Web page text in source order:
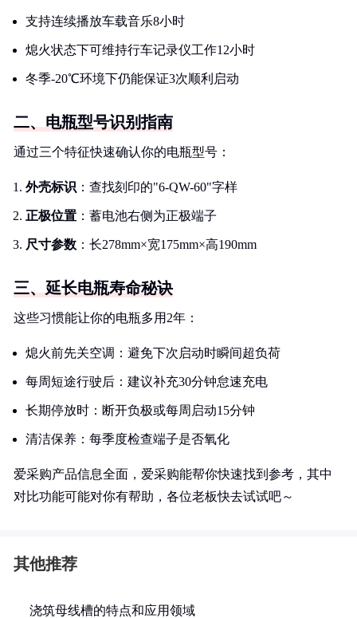
支持连续播放车载音乐8小时
熄火状态下可维持行车记录仪工作12小时
冬季-20℃环境下仍能保证3次顺利启动
二、电瓶型号识别指南
通过三个特征快速确认你的电瓶型号：
外壳标识 ：查找刻印的"6-QW-60"字样
正极位置 ：蓄电池右侧为正极端子
尺寸参数 ：长278mm×宽175mm×高190mm
三、延长电瓶寿命秘诀
这些习惯能让你的电瓶多用2年：
熄火前先关空调：避免下次启动时瞬间超负荷
每周短途行驶后：建议补充30分钟怠速充电
长期停放时：断开负极或每周启动15分钟
清洁保养：每季度检查端子是否氧化
爱采购产品信息全面，爱采购能帮你快速找到参考，其中
对比功能可能对你有帮助，各位老板快去试试吧～
其他推荐
浇筑母线槽的特点和应用领域